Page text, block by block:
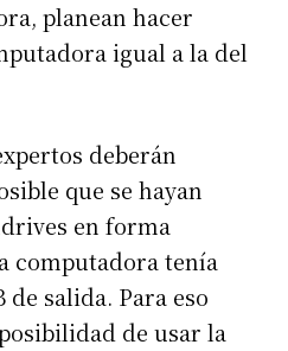
planean hacer
igual a la del
deberán
que se hayan
en forma
computadora tenía
de salida. Para eso
de usar la